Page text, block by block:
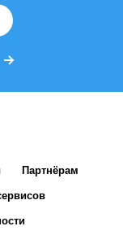
Партнёрам